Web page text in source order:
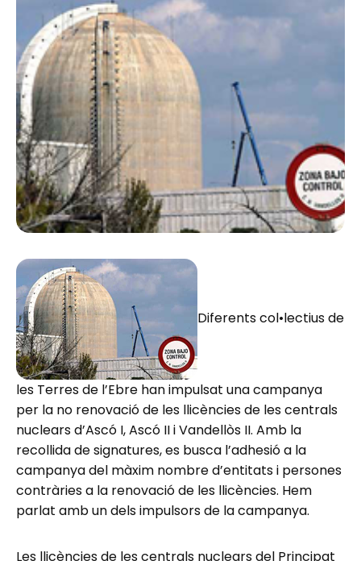
Diferents col•lectius de
les Terres de l’Ebre han impulsat una campanya
per la no renovació de les llicències de les centrals
nuclears d’Ascó I, Ascó II i Vandellòs II. Amb la
recollida de signatures, es busca l’adhesió a la
campanya del màxim nombre d’entitats i persones
contràries a la renovació de les llicències. Hem
parlat amb un dels impulsors de la campanya.
Les llicències de les centrals nuclears del Principat